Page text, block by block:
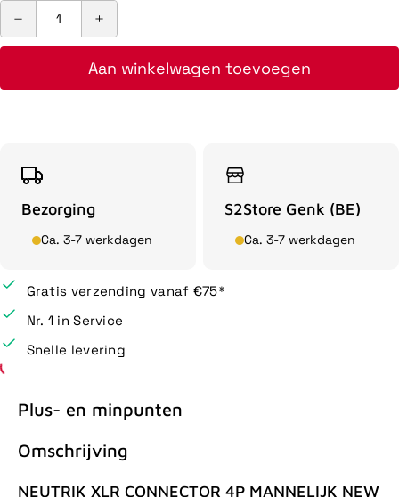
Aan winkelwagen toevoegen
Bezorging
Ca. 3-7 werkdagen
S2Store Genk (BE)
Ca. 3-7 werkdagen
Gratis verzending vanaf €75*
Nr. 1 in Service
Snelle levering
Plus- en minpunten
Omschrijving
NEUTRIK XLR CONNECTOR 4P MANNELIJK NEW